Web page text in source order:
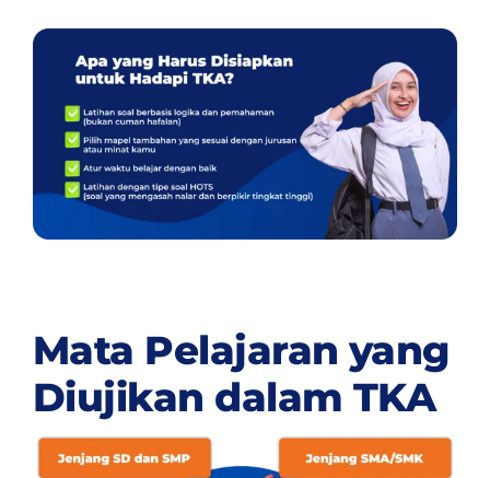
Mata Pelajaran yang
Diujikan dalam TKA